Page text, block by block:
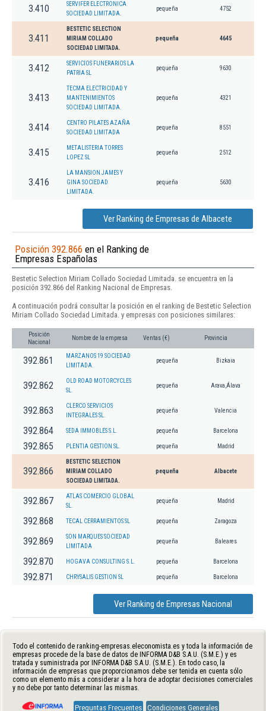
3.410
SERVIFER ELECTRONICA
SOCIEDAD LIMITADA.
pequeña 4752
3.411
BESTETIC SELECTION
MIRIAM COLLADO
SOCIEDAD LIMITADA.
pequeña 4645
3.412
SERVICIOS FUNERARIOS LA
PATRIA SL
pequeña 9630
3.413
TECMA ELECTRICIDAD Y
MANTENIMIENTOS
SOCIEDAD LIMITADA.
pequeña 4321
3.414
CENTRO PILATES AZAÑA
SOCIEDAD LIMITADA
pequeña 8551
3.415
METALISTERIA TORRES
LOPEZ SL
pequeña 2512
3.416
LA MANSION JAMES Y
GINA SOCIEDAD
LIMITADA.
pequeña 5630
Ver Ranking de Empresas de Albacete
Posición 392.866 en el Ranking de
Empresas Españolas
Bestetic Selection Miriam Collado Sociedad Limitada. se encuentra en la
posición 392.866 del Ranking Nacional de Empresas.
A continuación podrá consultar la posición en el ranking de Bestetic Selection
Miriam Collado Sociedad Limitada. y empresas con posiciones similares:
Posición
Nacional
Nombre de la empresa Ventas (€) Provincia
392.861
MARZANOS 19 SOCIEDAD
LIMITADA.
pequeña Bizkaia
392.862
OLD ROAD MOTORCYCLES
SL.
pequeña Arava,Álava
392.863
CLERCO SERVICIOS
INTEGRALES SL.
pequeña Valencia
392.864 SEDA IMMOBLES S.L. pequeña Barcelona
392.865 PLENTIA GESTION SL. pequeña Madrid
392.866
BESTETIC SELECTION
MIRIAM COLLADO
SOCIEDAD LIMITADA.
pequeña Albacete
392.867
ATLAS COMERCIO GLOBAL
SL.
pequeña Madrid
392.868 TECAL CERRAMIENTOS SL pequeña Zaragoza
392.869
SON MARQUES SOCIEDAD
LIMITADA
pequeña Baleares
392.870 HOGAVA CONSULTING S.L. pequeña Barcelona
392.871 CHRYSALIS GESTION SL pequeña Barcelona
Ver Ranking de Empresas Nacional
Todo el contenido de ranking-empresas.eleconomista.es y toda la información de
empresas procede de la base de datos de INFORMA D&B S.A.U. (S.M.E.) y es
tratada y suministrada por INFORMA D&B S.A.U. (S.M.E.). En todo caso, la
información de empresas que proporcionamos debe ser tenida en cuenta sólo
como un elemento más a considerar a la hora de adoptar decisiones comerciales
y no debe por tanto determinar las mismas.
Preguntas Frecuentes Condiciones Generales